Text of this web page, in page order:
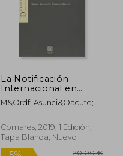
La Notificación
Internacional en
Materia Civil y
Mercantil en la Unión
M&Ordf; Asunci&Oacute;N
Comares, 2019, 1 Edición,
Tapa Blanda, Nuevo